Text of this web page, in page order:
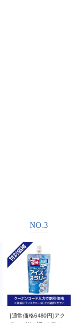
NO.3
[通常価格6480円]アク